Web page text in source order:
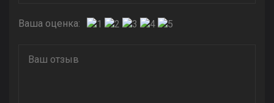
Ваша оценка: